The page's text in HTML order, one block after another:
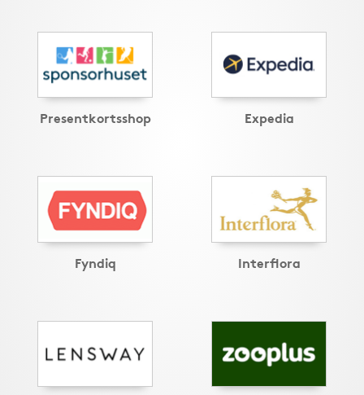
Presentkortsshop Expedia
Fyndiq Interflora